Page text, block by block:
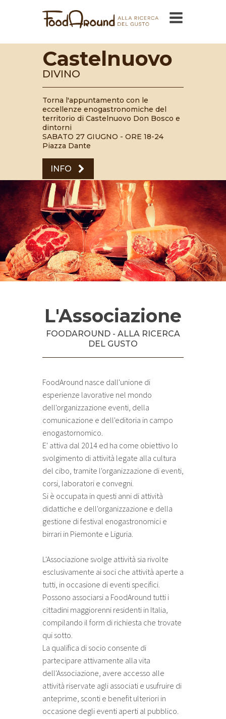
Castelnuovo
DIVINO
Torna l'appuntamento con le
eccellenze enogastronomiche del
territorio di Castelnuovo Don Bosco e
dintorni
SABATO 27 GIUGNO - ORE 18-24
Piazza Dante
INFO
L'Associazione
FOODAROUND - ALLA RICERCA
DEL GUSTO
FoodAround nasce dall'unione di
esperienze lavorative nel mondo
dell'organizzazione eventi, della
comunicazione e dell'editoria in campo
enogastornomico.
E' attiva dal 2014 ed ha come obiettivo lo
svolgimento di attività legate alla cultura
del cibo, tramite l'organizzazione di eventi,
corsi, laboratori e convegni.
Si è occupata in questi anni di attività
didattiche e dell'organizzazione e della
gestione di festival enogastronomici e
birrari in Piemonte e Liguria.
L'Associazione svolge attività sia rivolte
esclusivamente ai soci che attività aperte a
tutti, in occasione di eventi specifici.
Possono associarsi a FoodAround tutti i
cittadini maggiorenni residenti in Italia,
compilando il form di richiesta che trovate
qui sotto.
La qualifica di socio consente di
partecipare attivamente alla vita
dell'Associazione, avere accesso alle
attività riservate agli associati e usufruire di
anteprime, sconti e benefit ulteriori in
occasione degli eventi aperti al pubblico.